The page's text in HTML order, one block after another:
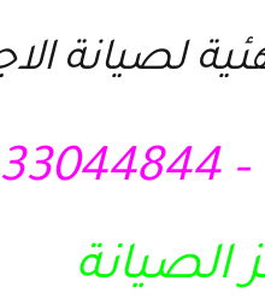
لصيانة
الصيانة